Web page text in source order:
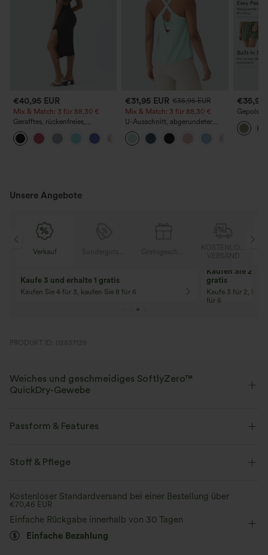
€40,95 EUR
Mix & Match: 3 für 88,30 €
Gerafftes, rückenfreies,
figurbetontes Midi-Freizeitkleid
mit Schlitz und Schnürung
€31,95 EUR €35,95 EUR
Mix & Match: 3 für 88,30 €
U-Ausschnitt, abgerundeter
Saum, InstantCool Yoga-
Trägertop – UPF50+
€35,95
mit
Edition
Unsere Angebote
10% Rabatt
Ab einem Bestellwert von 107,00 €!
Code: Aug2026
12% Rabatt
Ab einem
Code: Aug2026
PRODUKT ID: 02837139
Weiches und geschmeidiges SoftlyZero™
QuickDry-Gewebe
jedem Training kühl und komfortabel hält.
Passform & Features
Yoga & Pilates
Stoff & Pflege
Kostenloser Standardversand bei einer Bestellung über
€70,46 EUR
Einfache Rückgabe innerhalb von 30 Tagen
Einfache Bezahlung